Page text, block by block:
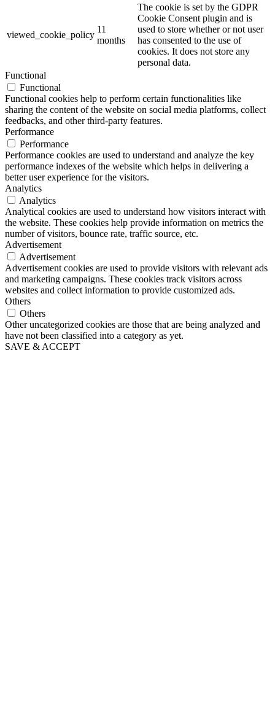
viewed_cookie_policy
11
months
The cookie is set by the GDPR
Cookie Consent plugin and is
used to store whether or not user
has consented to the use of
cookies. It does not store any
personal data.
Functional
Functional
Functional cookies help to perform certain functionalities like
sharing the content of the website on social media platforms, collect
feedbacks, and other third-party features.
Performance
Performance
Performance cookies are used to understand and analyze the key
performance indexes of the website which helps in delivering a
better user experience for the visitors.
Analytics
Analytics
Analytical cookies are used to understand how visitors interact with
the website. These cookies help provide information on metrics the
number of visitors, bounce rate, traffic source, etc.
Advertisement
Advertisement
Advertisement cookies are used to provide visitors with relevant ads
and marketing campaigns. These cookies track visitors across
websites and collect information to provide customized ads.
Others
Others
Other uncategorized cookies are those that are being analyzed and
have not been classified into a category as yet.
SAVE & ACCEPT